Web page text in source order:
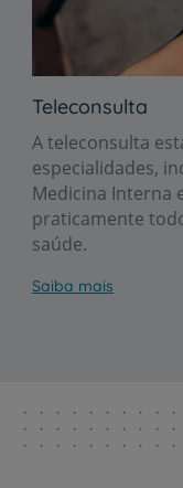
Teleconsulta
A teleconsulta
especialidades,
Medicina Interna
praticamente
saúde.
Saiba mais